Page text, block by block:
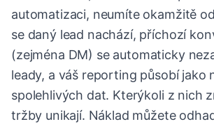
automatizaci, neumíte okamžitě
se daný lead nachází, příchozí
(zejména DM) se automaticky
leady, a váš reporting působí jako
spolehlivých dat. Kterýkoli z nich
tržby unikají. Náklad můžete